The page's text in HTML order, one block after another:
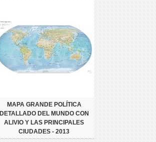
MAPA GRANDE POLÍTICA
DETALLADO DEL MUNDO CON
ALIVIO Y LAS PRINCIPALES
CIUDADES - 2013